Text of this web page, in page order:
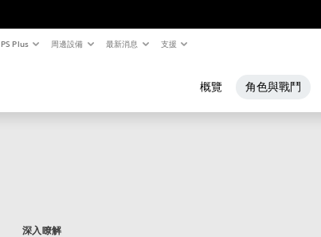
PS Plus 周邊設備 最新消息 支援
概覽 角色與戰鬥
深入瞭解